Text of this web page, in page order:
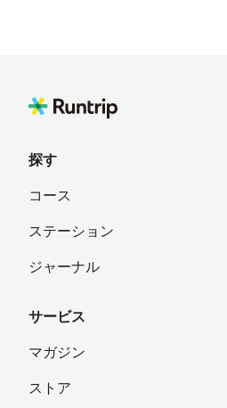
奥山雅史
岩手県
探す
コース
ステーション
ジャーナル
サービス
マガジン
ストア